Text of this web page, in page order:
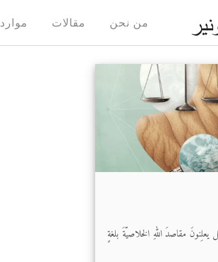
من نحن مقالات موارد
مقاصدَ اللهِ الخلاصيّةَ بلغةٍ